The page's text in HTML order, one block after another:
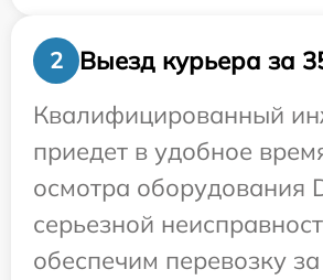
2
Выезд курьера за
Квалифицированный
приедет в удобное
осмотра оборудования
серьезной
обеспечим перевозку